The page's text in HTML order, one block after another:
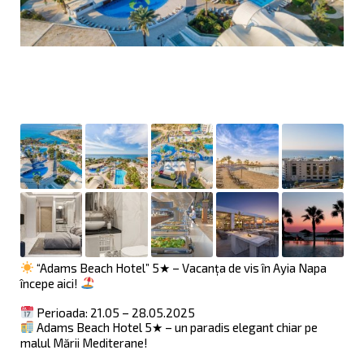
“Adams Beach Hotel” 5★ – Vacanța de vis în Ayia Napa
începe aici!
Perioada: 21.05 – 28.05.2025
Adams Beach Hotel 5★ – un paradis elegant chiar pe
malul Mării Mediterane!